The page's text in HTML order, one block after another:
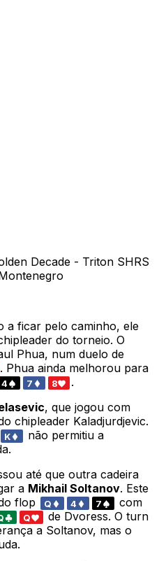
Decade - Triton SHRS
a ficar pelo caminho, ele
do torneio. O
Phua, num duelo de
. Phua ainda melhorou para
4 7 8
.
, que jogou com
chipleader Kaladjurdjevic.
K
não permitiu a
até que outra cadeira
a Mikhail Soltanov. Este
flop
Q 4 7 com
Q de Dvoress. O turn
a Soltanov, mas o